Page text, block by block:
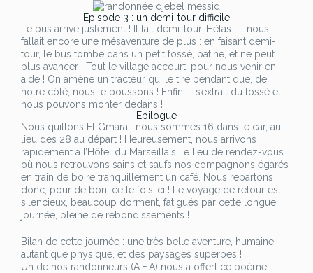
Episode 3 : un demi-tour difficile
Le bus arrive justement ! Il fait demi-tour. Hélas ! Il nous
fallait encore une mésaventure de plus : en faisant demi-
tour, le bus tombe dans un petit fossé, patine, et ne peut
plus avancer ! Tout le village accourt, pour nous venir en
aide ! On amène un tracteur qui le tire pendant que, de
notre côté, nous le poussons ! Enfin, il s’extrait du fossé et
nous pouvons monter dedans !
Epilogue
Nous quittons El Gmara : nous sommes 16 dans le car, au
lieu des 28 au départ ! Heureusement, nous arrivons
rapidement à l’Hôtel du Marseillais, le lieu de rendez-vous
où nous retrouvons sains et saufs nos compagnons égarés
en train de boire tranquillement un café. Nous repartons
donc, pour de bon, cette fois-ci ! Le voyage de retour est
silencieux, beaucoup dorment, fatigués par cette longue
journée, pleine de rebondissements !
Bilan de cette journée : une très belle aventure, humaine,
autant que physique, et des paysages superbes !
Un de nos randonneurs (A.F.A) nous a offert ce poème: